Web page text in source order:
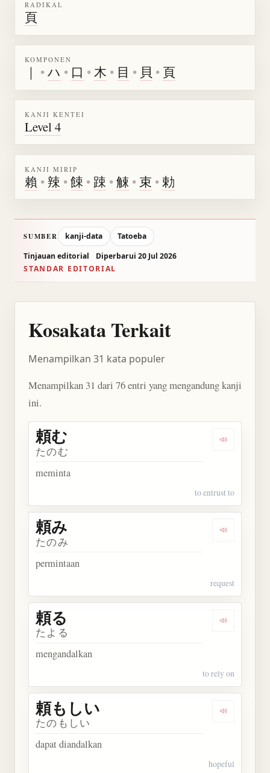
RADIKAL
頁
KOMPONEN
｜ •ハ • 口 •木 • 目 • 貝 • 頁
KANJI KENTEI
Level 4
KANJI MIRIP
賴 •辣 •餗 • 踈 •觫 • 束 • 勅
SUMBER kanji-data
Tatoeba
Tinjauan editorial
Diperbarui 20 Jul 2026
STANDAR EDITORIAL
Kosakata Terkait
Menampilkan 31 kata populer
Menampilkan 31 dari 76 entri yang mengandung kanji
ini.
Dengarkan
頼む
たのむ
meminta
to entrust to
Dengarkan
頼み
たのみ
permintaan
request
Dengarkan
頼る
たよる
mengandalkan
to rely on
Dengarkan
頼もしい
たのもしい
dapat diandalkan
hopeful